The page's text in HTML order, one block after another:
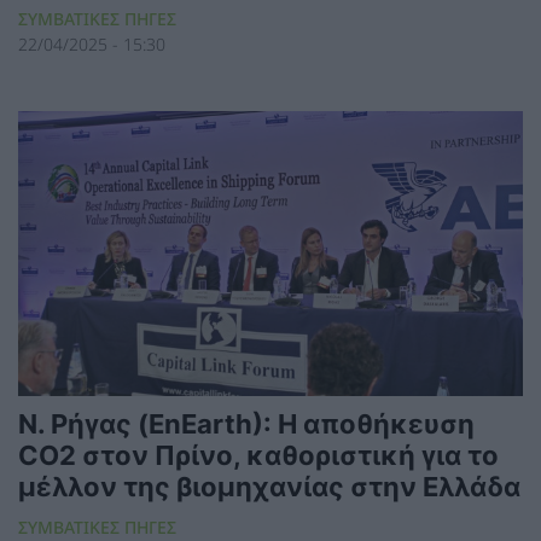
ΣΥΜΒΑΤΙΚΕΣ ΠΗΓΕΣ
22/04/2025 - 15:30
Ν. Ρήγας (EnEarth): Η αποθήκευση
CO2 στον Πρίνο, καθοριστική για το
μέλλον της βιομηχανίας στην Ελλάδα
ΣΥΜΒΑΤΙΚΕΣ ΠΗΓΕΣ